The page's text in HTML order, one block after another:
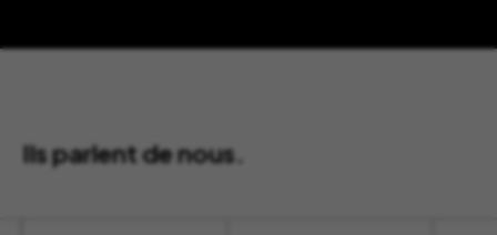
Ils parlent de nous.